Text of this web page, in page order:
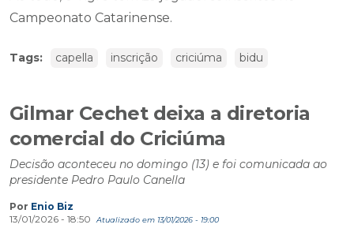
Campeonato Catarinense.
Tags: capella inscrição criciúma bidu
Gilmar Cechet deixa a diretoria
comercial do Criciúma
Decisão aconteceu no domingo (13) e foi comunicada ao
presidente Pedro Paulo Canella
Por Enio Biz
13/01/2026 - 18:50
Atualizado em 13/01/2026 - 19:00